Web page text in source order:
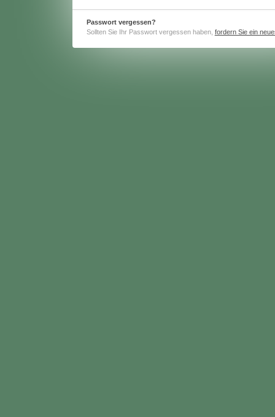
Passwort vergessen?
Sollten Sie Ihr Passwort vergessen haben, fordern Sie ein